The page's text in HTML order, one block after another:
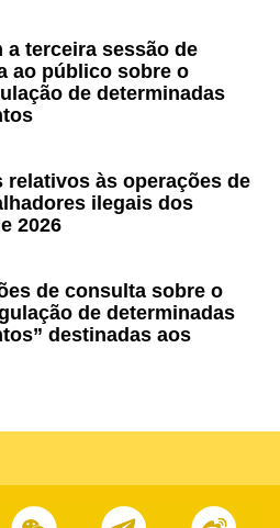
a terceira sessão de
ao público sobre o
de determinadas
relativos às operações de
ilegais dos
2026
de consulta sobre o
de determinadas
destinadas aos